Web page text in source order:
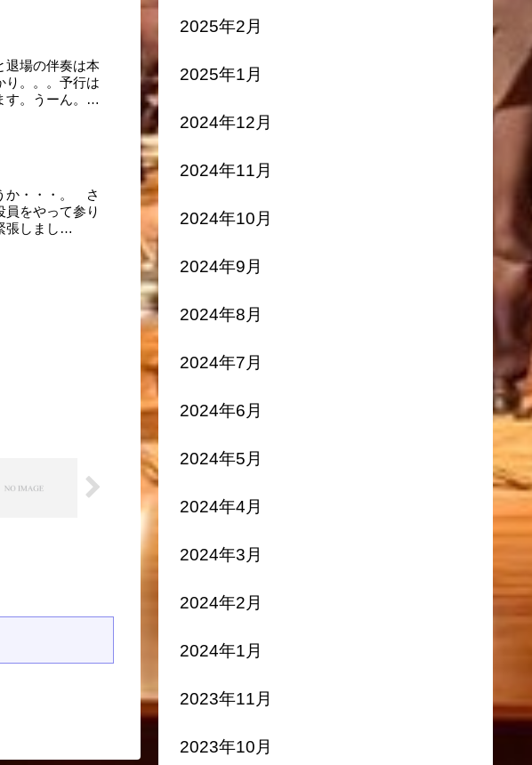
退場の伴奏は本
り。。。予行は
。うーん。
か・・・。 さ
をやって参り
張しまし
2025年2月
2025年1月
2024年12月
2024年11月
2024年10月
2024年9月
2024年8月
2024年7月
2024年6月
2024年5月
2024年4月
2024年3月
2024年2月
2024年1月
2023年11月
2023年10月